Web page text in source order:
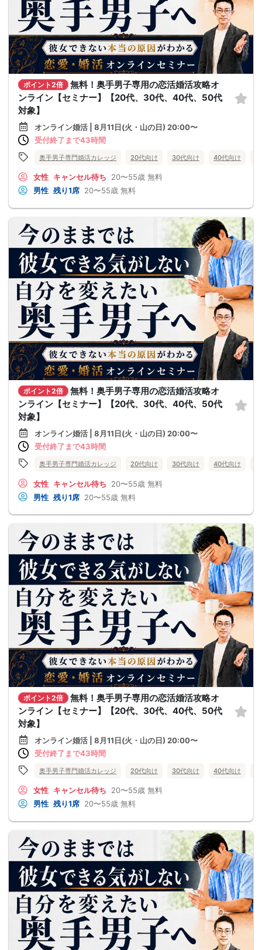
ポイント2倍
無料！奥手男子専用の恋活婚活攻略オ
ンライン【セミナー】【20代、30代、40代、50代
対象】
オンライン婚活 | 8月11日(火・山の日) 20:00〜
受付終了まで43時間
奥手男子専門婚活カレッジ 20代向け 30代向け 40代向け
女性 キャンセル待ち 20〜55歳 無料
男性 残り1席 20〜55歳 無料
ポイント2倍
無料！奥手男子専用の恋活婚活攻略オ
ンライン【セミナー】【20代、30代、40代、50代
対象】
オンライン婚活 | 8月11日(火・山の日) 20:00〜
受付終了まで43時間
奥手男子専門婚活カレッジ 20代向け 30代向け 40代向け
女性 キャンセル待ち 20〜55歳 無料
男性 残り1席 20〜55歳 無料
ポイント2倍
無料！奥手男子専用の恋活婚活攻略オ
ンライン【セミナー】【20代、30代、40代、50代
対象】
オンライン婚活 | 8月11日(火・山の日) 20:00〜
受付終了まで43時間
奥手男子専門婚活カレッジ 20代向け 30代向け 40代向け
女性 キャンセル待ち 20〜55歳 無料
男性 残り1席 20〜55歳 無料